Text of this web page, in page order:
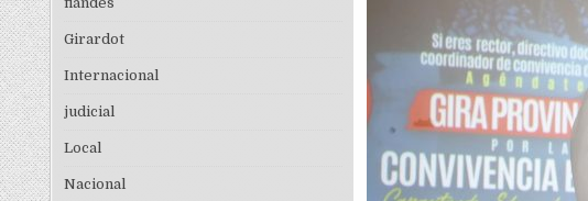
Girardot
Internacional
judicial
Local
Nacional